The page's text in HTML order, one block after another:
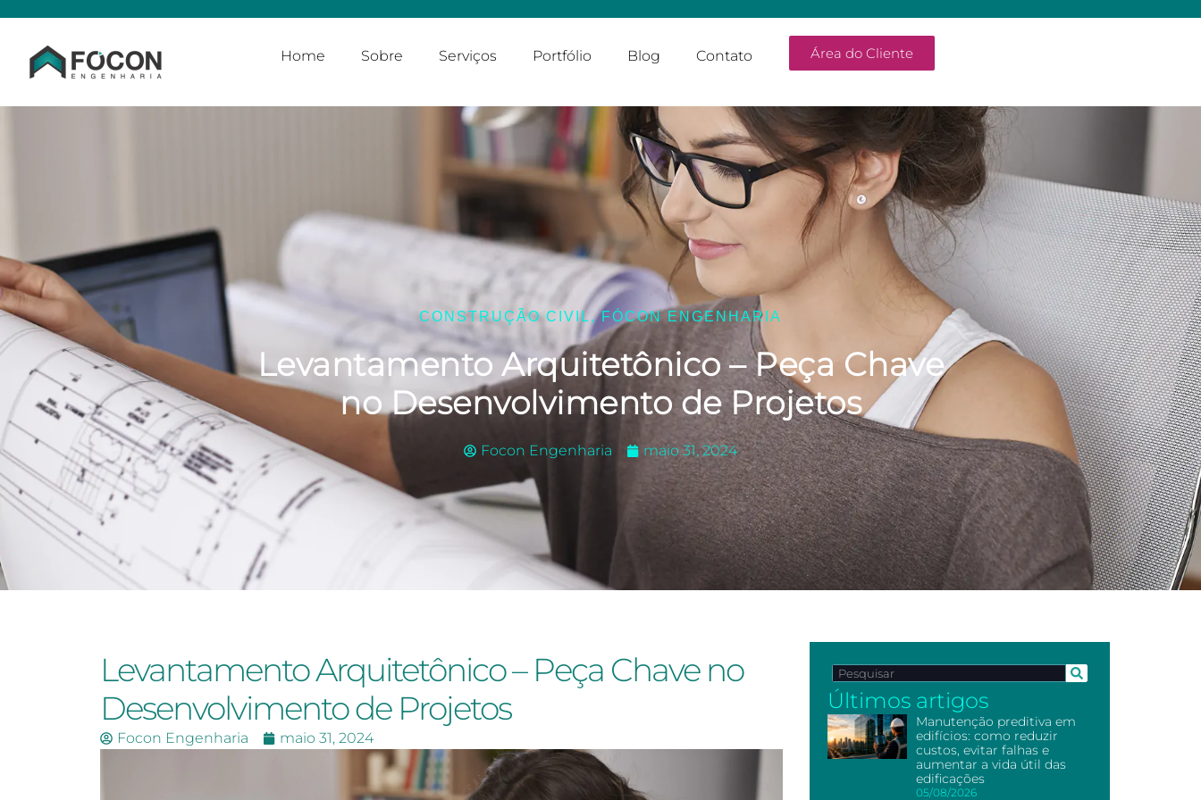
Home Sobre Serviços Portfólio Blog Contato Área do Cliente
CONSTRUÇÃO CIVIL ,FÓCON ENGENHARIA
Levantamento Arquitetônico – Peça Chave
no Desenvolvimento de Projetos
Focon Engenharia maio 31, 2024
Levantamento Arquitetônico – Peça Chave no
Desenvolvimento de Projetos
Focon Engenharia maio 31, 2024
Últimos artigos
Manutenção preditiva em
edifícios: como reduzir
custos, evitar falhas e
aumentar a vida útil das
edificações
05/08/2026